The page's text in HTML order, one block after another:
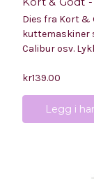
Dies fra Kort &
kuttemaskiner
Calibur osv.
kr139.00
Legg i